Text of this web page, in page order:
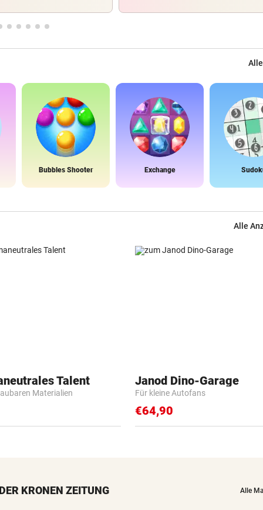
Bubbles Shooter Exchange
Alle
Talent
Materialien
Janod Dino-Garage
Für kleine Autofans
€64,90
KRONEN ZEITUNG Alle